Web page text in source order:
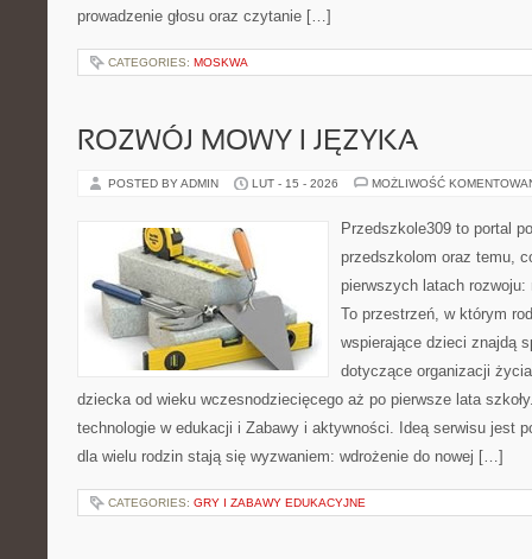
prowadzenie głosu oraz czytanie […]
CATEGORIES: MOSKWA
ROZWÓJ MOWY I JĘZYKA
POSTED BY ADMIN LUT - 15 - 2026 MOŻLIWOŚĆ
Przedszkole309 to portal
przedszkolom oraz temu,
pierwszych latach
To przestrzeń, w którym
wspierające dzieci znajdą
dotyczące organizacji
dziecka od wieku wczesnodziecięcego aż po pierwsze lata
technologie w edukacji i Zabawy i aktywności. Ideą serwisu jest
dla wielu rodzin stają się wyzwaniem: wdrożenie do nowej […]
CATEGORIES: GRY I ZABAWY EDUKACYJNE